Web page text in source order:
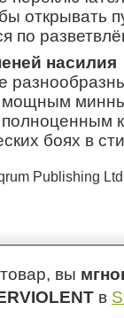
открывать
по
насилия
мощным
боях в
Publishing
вы
в